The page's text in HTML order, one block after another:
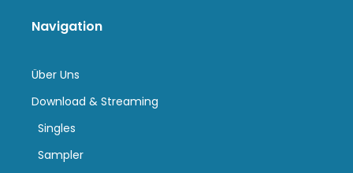
Navigation
Über Uns
Download & Streaming
Singles
Sampler